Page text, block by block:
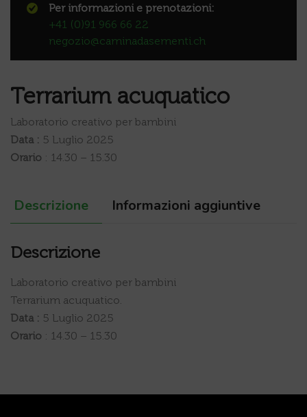
Per informazioni e prenotazioni:
+41 (0)91 966 66 22
negozio@caminadasementi.ch
Terrarium acuquatico
Laboratorio creativo per bambini
Data : 5 Luglio 2025
Orario : 14.30 – 15.30
Descrizione Informazioni aggiuntive
Descrizione
Laboratorio creativo per bambini
Terrarium acuquatico.
Data : 5 Luglio 2025
Orario : 14.30 – 15.30